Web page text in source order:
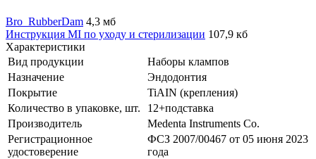
Bro_RubberDam 4,3 мб
Инструкция MI по уходу и стерилизации 107,9 кб
Характеристики
Вид продукции
Наборы клампов
Назначение
Эндодонтия
Покрытие
TiAIN (крепления)
Количество в упаковке, шт.
12+подставка
Производитель
Medenta Instruments Co.
Регистрационное
удостоверение
ФСЗ 2007/00467 от 05 июня 2023
года